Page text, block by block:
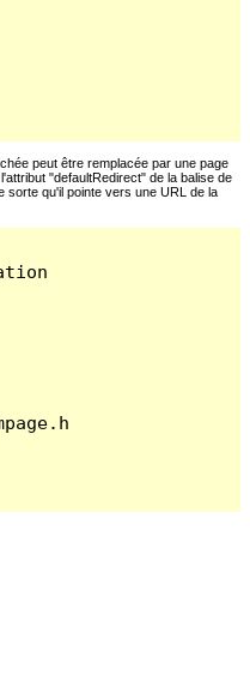
peut être remplacée par une page
"defaultRedirect" de la balise de
sorte qu'il pointe vers une URL de la